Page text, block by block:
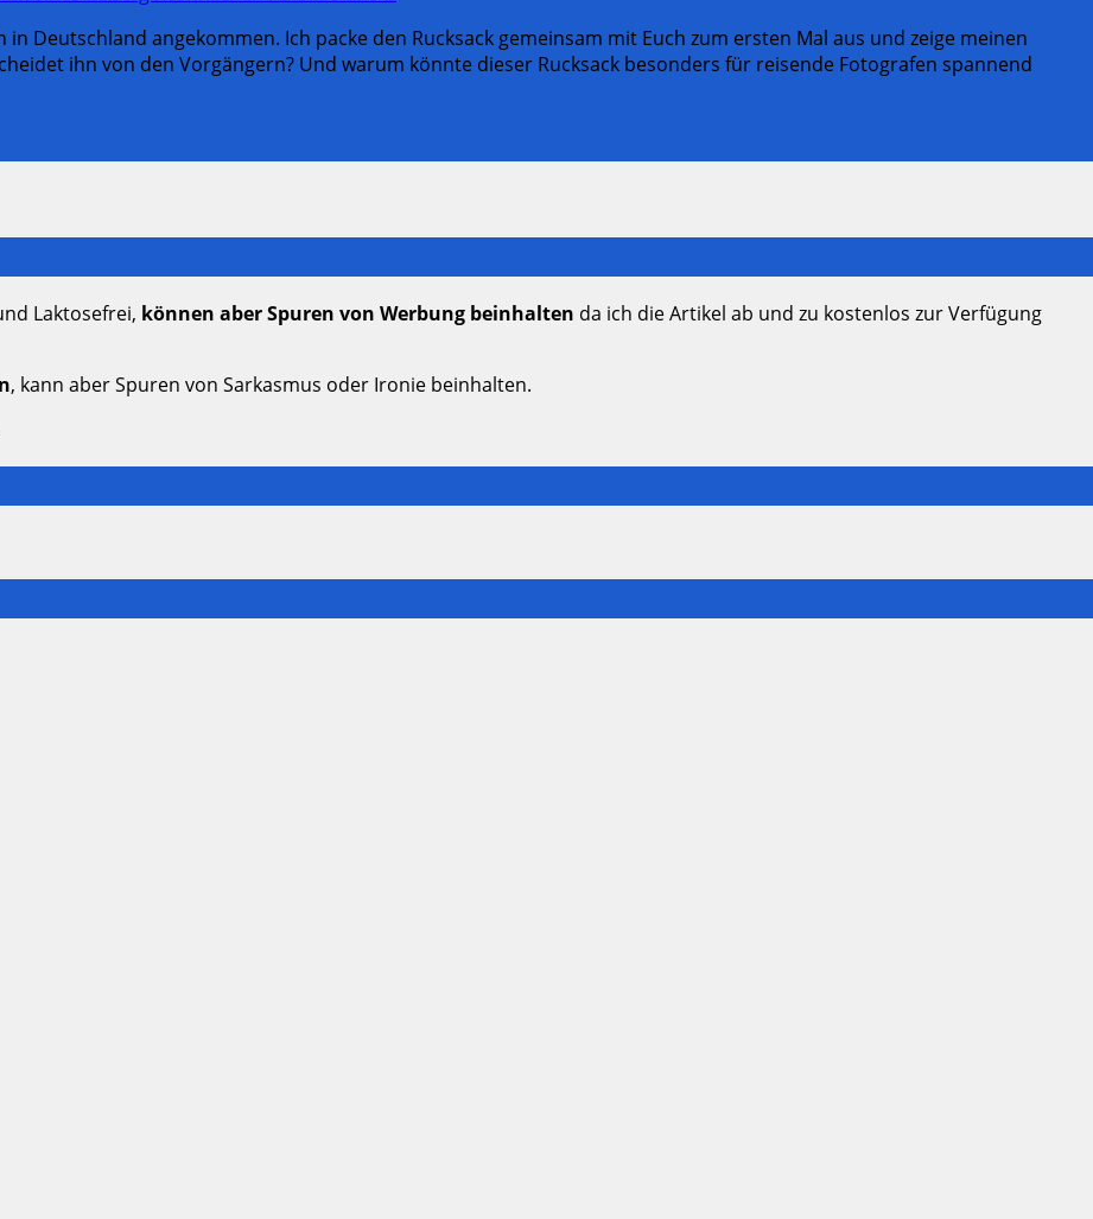
Deutschland angekommen. Ich packe den Rucksack gemeinsam mit Euch zum ersten Mal aus und zeige meinen
ihn von den Vorgängern? Und warum könnte dieser Rucksack besonders für reisende Fotografen spannend
Laktosefrei, können aber Spuren von Werbung beinhalten da ich die Artikel ab und zu kostenlos zur Verfügung
, kann aber Spuren von Sarkasmus oder Ironie beinhalten.